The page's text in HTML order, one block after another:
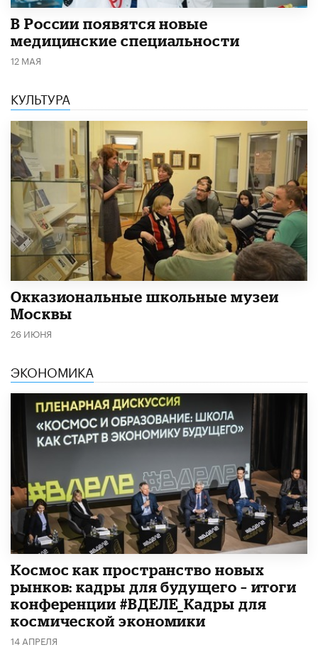
В России появятся новые
медицинские специальности
12 МАЯ
КУЛЬТУРА
​Окказиональные школьные музеи
Москвы
26 ИЮНЯ
ЭКОНОМИКА
Космос как пространство новых
рынков: кадры для будущего – итоги
конференции #ВДЕЛЕ_Кадры для
космической экономики
14 АПРЕЛЯ